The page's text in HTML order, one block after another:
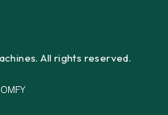
All rights reserved.